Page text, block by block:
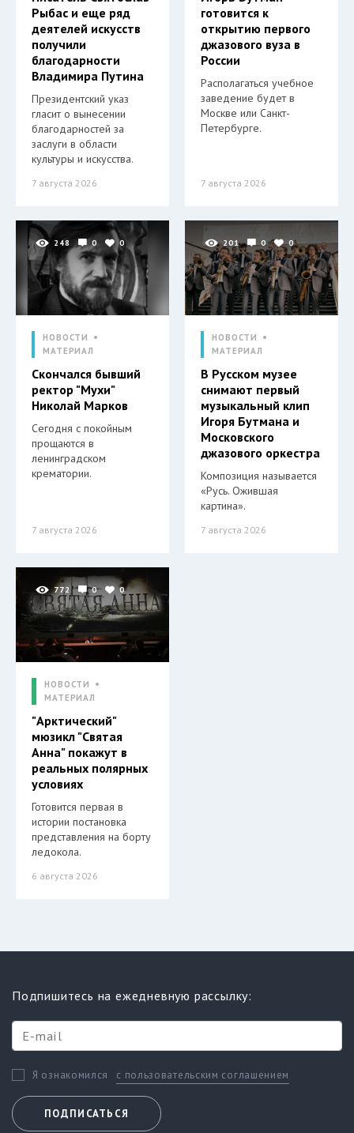
Рыбас и еще ряд
деятелей искусств
получили
благодарности
Владимира Путина
Президентский указ
гласит о вынесении
благодарностей за
заслуги в области
культуры и искусства.
7 августа 2026
готовится к
открытию первого
джазового вуза в
России
Располагаться учебное
заведение будет в
Москве или Санкт-
Петербурге.
7 августа 2026
248 0 0
НОВОСТИ
МАТЕРИАЛ
Скончался бывший
ректор "Мухи"
Николай Марков
Сегодня с покойным
прощаются в
ленинградском
крематории.
7 августа 2026
201 0 0
НОВОСТИ
МАТЕРИАЛ
В Русском музее
снимают первый
музыкальный клип
Игоря Бутмана и
Московского
джазового оркестра
Композиция называется
«Русь. Ожившая
картина».
7 августа 2026
772 0 0
НОВОСТИ
МАТЕРИАЛ
"Арктический"
мюзикл "Святая
Анна" покажут в
реальных полярных
условиях
Готовится первая в
истории постановка
представления на борту
ледокола.
6 августа 2026
Подпишитесь на ежедневную рассылку:
Я ознакомился с пользовательским соглашением
ПОДПИСАТЬСЯ